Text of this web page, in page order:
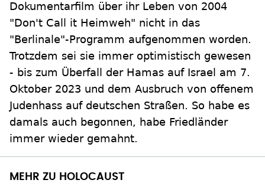
Dokumentarfilm über ihr Leben von 2004
"Don't Call it Heimweh" nicht in das
"Berlinale"-Programm aufgenommen worden.
Trotzdem sei sie immer optimistisch gewesen
- bis zum Überfall der Hamas auf Israel am 7.
Oktober 2023 und dem Ausbruch von offenem
Judenhass auf deutschen Straßen. So habe es
damals auch begonnen, habe Friedländer
immer wieder gemahnt.
MEHR ZU HOLOCAUST